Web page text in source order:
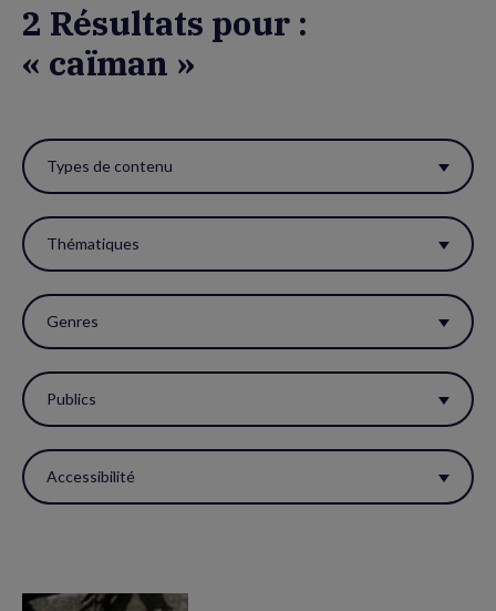
2 Résultats pour :
« caïman »
ces
filtres
pour
réactualiser
la
page.
Types de contenu
Thématiques
Genres
Publics
Accessibilité